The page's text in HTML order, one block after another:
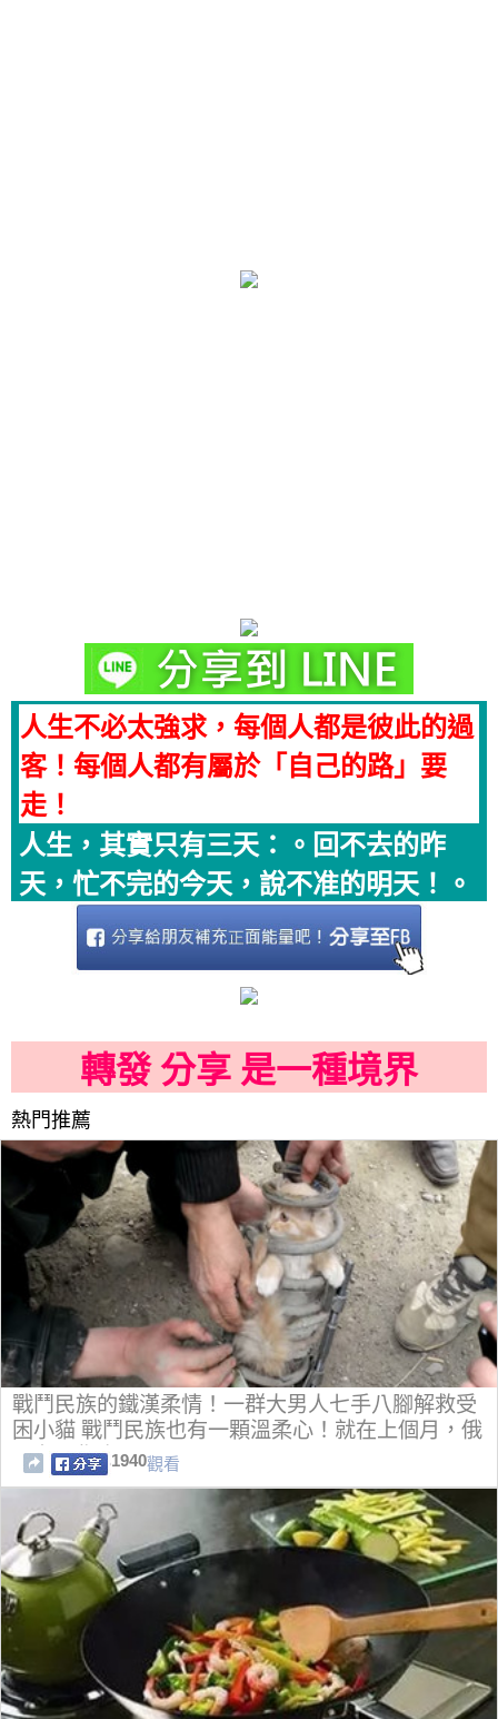
人生不必太強求，每個人都是彼此的過
客！每個人都有屬於「自己的路」要
走！
人生，其實只有三天：。回不去的昨
天，忙不完的今天，說不准的明天！。​​​​​​​
轉發 分享 是一種境界
熱門推薦
戰鬥民族的鐵漢柔情！一群大男人七手八腳解救受
困小貓 戰鬥民族也有一顆溫柔心！就在上個月，俄
國有一隻小1940觀看